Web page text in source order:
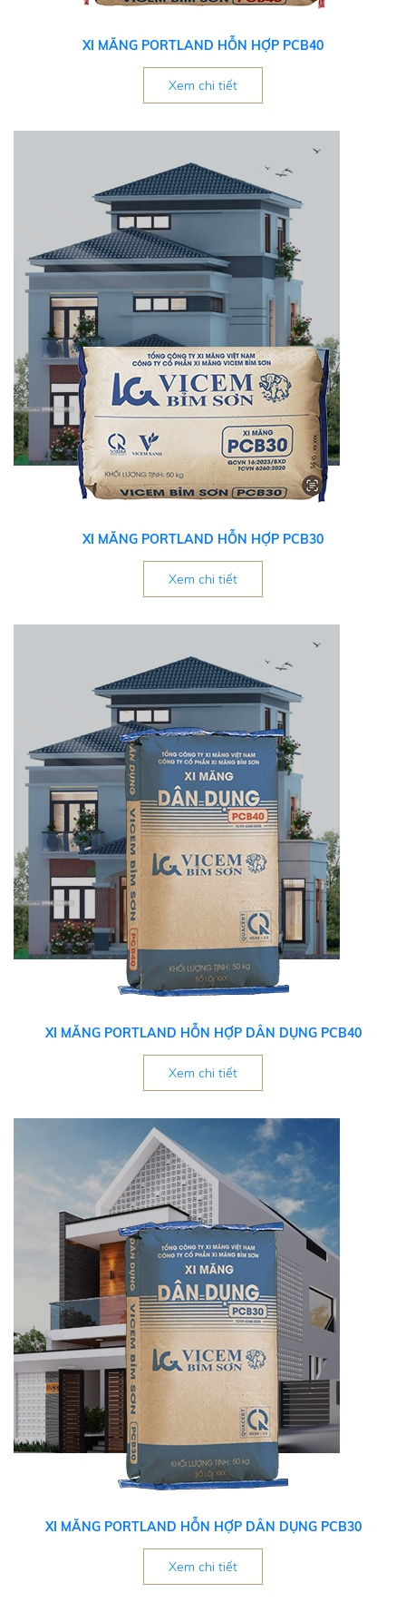
XI MĂNG PORTLAND HỖN HỢP PCB40
Xem chi tiết
XI MĂNG PORTLAND HỖN HỢP PCB30
Xem chi tiết
XI MĂNG PORTLAND HỖN HỢP DÂN DỤNG PCB40
Xem chi tiết
XI MĂNG PORTLAND HỖN HỢP DÂN DỤNG PCB30
Xem chi tiết